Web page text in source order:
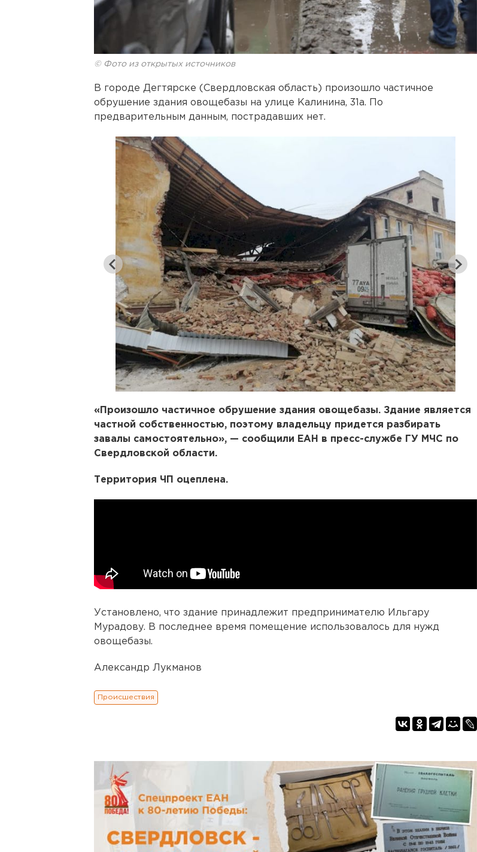
© Фото из открытых источников
В городе Дегтярске (Свердловская область) произошло частичное
обрушение здания овощебазы на улице Калинина, 31а. По
предварительным данным, пострадавших нет.
«Произошло частичное обрушение здания овощебазы. Здание является
частной собственностью, поэтому владельцу придется разбирать
завалы самостоятельно», — сообщили ЕАН в пресс-службе ГУ МЧС по
Свердловской области.
Территория ЧП оцеплена.
Установлено, что здание принадлежит предпринимателю Ильгару
Мурадову. В последнее время помещение использовалось для нужд
овощебазы.
Александр Лукманов
Происшествия